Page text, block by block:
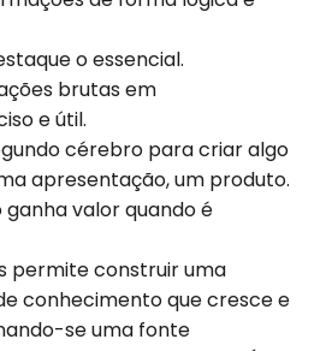
o essencial.
brutas em
e útil.
cérebro para criar algo
apresentação, um produto.
valor quando é
permite construir uma
conhecimento que cresce e
se uma fonte